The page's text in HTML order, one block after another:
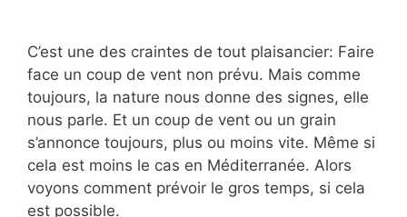
C’est une des craintes de tout plaisancier: Faire
face un coup de vent non prévu. Mais comme
toujours, la nature nous donne des signes, elle
nous parle. Et un coup de vent ou un grain
s’annonce toujours, plus ou moins vite. Même si
cela est moins le cas en Méditerranée. Alors
voyons comment prévoir le gros temps, si cela
est possible.